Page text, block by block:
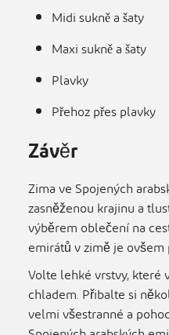
Midi sukně a šaty
Maxi sukně a šaty
Plavky
Přehoz přes plavky
Závěr
Zima ve Spojených
zasněženou krajinu a
výběrem oblečení na
emirátů v zimě je
Volte lehké vrstvy, které
chladem. Přibalte si
velmi všestranné a